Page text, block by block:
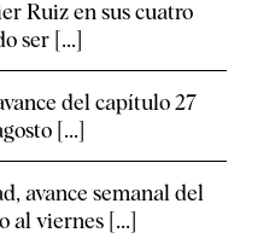
Ruiz en sus cuatro
ser [...]
del capítulo 27
[...]
avance semanal del
al viernes [...]